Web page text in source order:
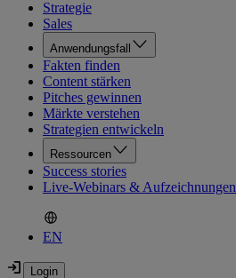
Strategie
Sales
Anwendungsfall
Fakten finden
Content stärken
Pitches gewinnen
Märkte verstehen
Strategien entwickeln
Ressourcen
Success stories
Live-Webinars & Aufzeichnungen
EN